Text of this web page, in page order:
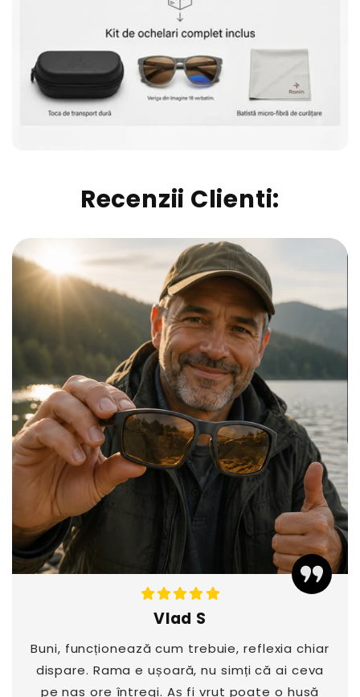
Recenzii Clienti:
Vlad S
Buni, funcționează cum trebuie, reflexia chiar
dispare. Rama e ușoară, nu simți că ai ceva
pe nas ore întregi. Aș fi vrut poate o husă